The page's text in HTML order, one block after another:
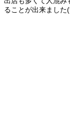
ることが出来ました